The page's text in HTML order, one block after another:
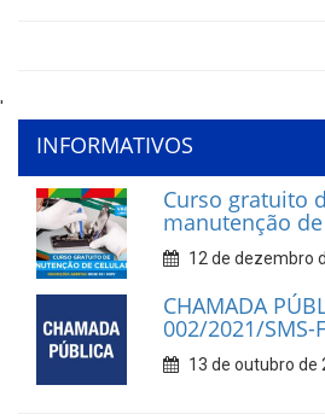
'
INFORMATIVOS
Curso gratuito
manutenção
12 de dezembro
CHAMADA
002/2021/SMS-
13 de outubro de